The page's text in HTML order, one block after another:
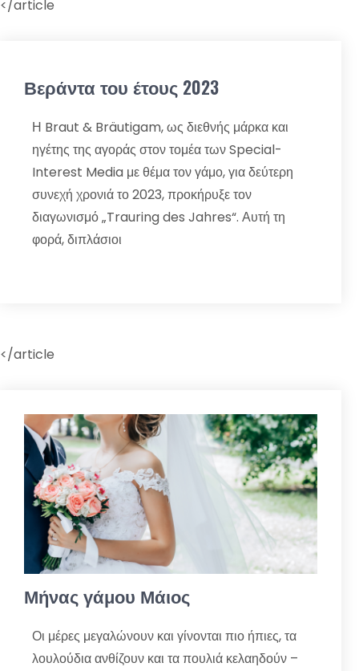
</article
Βεράντα του έτους 2023
Η Braut & Bräutigam, ως διεθνής μάρκα και
ηγέτης της αγοράς στον τομέα των Special-
Interest Media με θέμα τον γάμο, για δεύτερη
συνεχή χρονιά το 2023, προκήρυξε τον
διαγωνισμό „Trauring des Jahres“. Αυτή τη
φορά, διπλάσιοι
</article
Μήνας γάμου Μάιος
Οι μέρες μεγαλώνουν και γίνονται πιο ήπιες, τα
λουλούδια ανθίζουν και τα πουλιά κελαηδούν –